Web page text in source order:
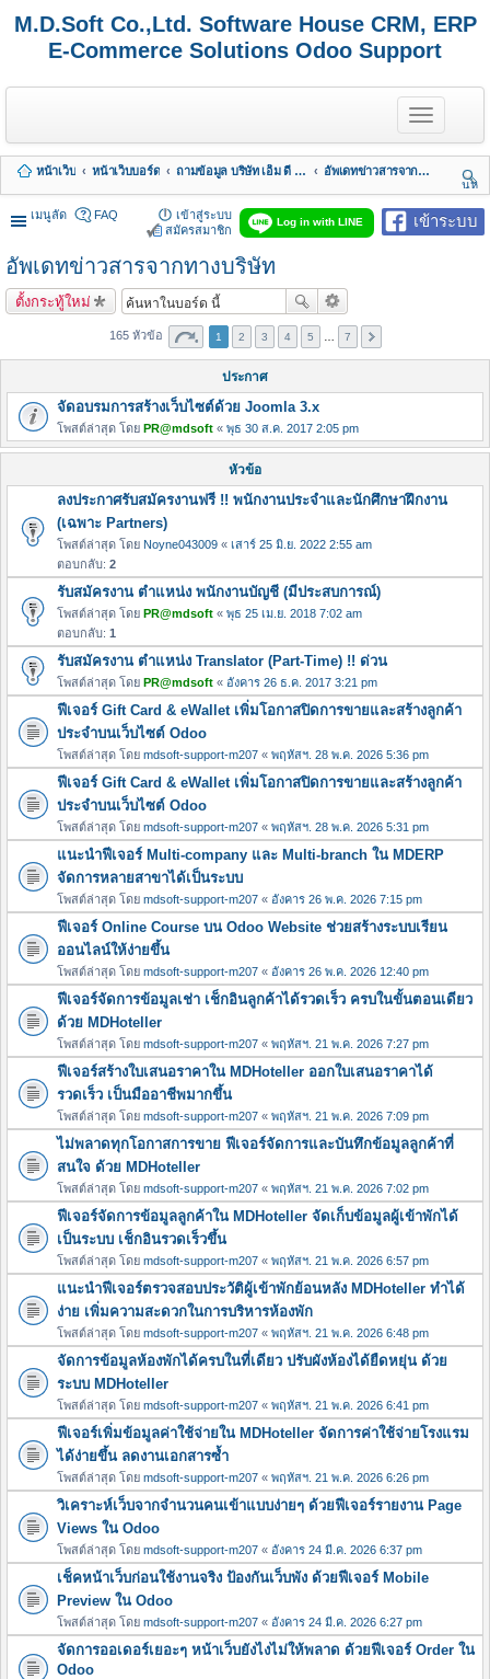
M.D.Soft Co.,Ltd. Software House CRM, ERP
E-Commerce Solutions Odoo Support
T
o
g
l
e
n
a
n
หน้าเว็บ หน้าเว็บบอร์ด ถามข้อมูล บริษัท เอ็ม ดี ซอฟต์ จำกัด
อัพเดทข่าวสารจากทางบริษัท
นห
า
เมนูลัด
เข้าระบบ
Log in with LINE
FAQ
เข้าสู่ระบบ
สมัครสมาชิก
อัพเดทข่าวสารจากทางบริษัท
ตั้งกระทู้ใหม่
165 หัวข้อ 1 2 3 4 5 7
ประกาศ
จัดอบรมการสร้างเว็บไซต์ด้วย Joomla 3.x
โพสต์ล่าสุด โดย PR@mdsoft « พุธ 30 ส.ค. 2017 2:05 pm
หัวข้อ
ลงประกาศรับสมัครงานฟรี !! พนักงานประจำและนักศึกษาฝึกงาน
(เฉพาะ Partners)
โพสต์ล่าสุด โดย Noyne043009 « เสาร์ 25 มิ.ย. 2022 2:55 am
ตอบกลับ: 2
รับสมัครงาน ตำแหน่ง พนักงานบัญชี (มีประสบการณ์)
โพสต์ล่าสุด โดย PR@mdsoft « พุธ 25 เม.ย. 2018 7:02 am
ตอบกลับ: 1
รับสมัครงาน ตำแหน่ง Translator (Part-Time) !! ด่วน
โพสต์ล่าสุด โดย PR@mdsoft « อังคาร 26 ธ.ค. 2017 3:21 pm
ฟีเจอร์ Gift Card & eWallet เพิ่มโอกาสปิดการขายและสร้างลูกค้า
ประจำบนเว็บไซต์ Odoo
โพสต์ล่าสุด โดย mdsoft-support-m207 « พฤหัสฯ. 28 พ.ค. 2026 5:36 pm
ฟีเจอร์ Gift Card & eWallet เพิ่มโอกาสปิดการขายและสร้างลูกค้า
ประจำบนเว็บไซต์ Odoo
โพสต์ล่าสุด โดย mdsoft-support-m207 « พฤหัสฯ. 28 พ.ค. 2026 5:31 pm
แนะนำฟีเจอร์ Multi-company และ Multi-branch ใน MDERP
จัดการหลายสาขาได้เป็นระบบ
โพสต์ล่าสุด โดย mdsoft-support-m207 « อังคาร 26 พ.ค. 2026 7:15 pm
ฟีเจอร์ Online Course บน Odoo Website ช่วยสร้างระบบเรียน
ออนไลน์ให้ง่ายขึ้น
โพสต์ล่าสุด โดย mdsoft-support-m207 « อังคาร 26 พ.ค. 2026 12:40 pm
ฟีเจอร์จัดการข้อมูลเช่า เช็กอินลูกค้าได้รวดเร็ว ครบในขั้นตอนเดียว
ด้วย MDHoteller
โพสต์ล่าสุด โดย mdsoft-support-m207 « พฤหัสฯ. 21 พ.ค. 2026 7:27 pm
ฟีเจอร์สร้างใบเสนอราคาใน MDHoteller ออกใบเสนอราคาได้
รวดเร็ว เป็นมืออาชีพมากขึ้น
โพสต์ล่าสุด โดย mdsoft-support-m207 « พฤหัสฯ. 21 พ.ค. 2026 7:09 pm
ไม่พลาดทุกโอกาสการขาย ฟีเจอร์จัดการและบันทึกข้อมูลลูกค้าที่
สนใจ ด้วย MDHoteller
โพสต์ล่าสุด โดย mdsoft-support-m207 « พฤหัสฯ. 21 พ.ค. 2026 7:02 pm
ฟีเจอร์จัดการข้อมูลลูกค้าใน MDHoteller จัดเก็บข้อมูลผู้เข้าพักได้
เป็นระบบ เช็กอินรวดเร็วขึ้น
โพสต์ล่าสุด โดย mdsoft-support-m207 « พฤหัสฯ. 21 พ.ค. 2026 6:57 pm
แนะนำฟีเจอร์ตรวจสอบประวัติผู้เข้าพักย้อนหลัง MDHoteller ทำได้
ง่าย เพิ่มความสะดวกในการบริหารห้องพัก
โพสต์ล่าสุด โดย mdsoft-support-m207 « พฤหัสฯ. 21 พ.ค. 2026 6:48 pm
จัดการข้อมูลห้องพักได้ครบในที่เดียว ปรับผังห้องได้ยืดหยุ่น ด้วย
ระบบ MDHoteller
โพสต์ล่าสุด โดย mdsoft-support-m207 « พฤหัสฯ. 21 พ.ค. 2026 6:41 pm
ฟีเจอร์เพิ่มข้อมูลค่าใช้จ่ายใน MDHoteller จัดการค่าใช้จ่ายโรงแรม
ได้ง่ายขึ้น ลดงานเอกสารซ้ำ
โพสต์ล่าสุด โดย mdsoft-support-m207 « พฤหัสฯ. 21 พ.ค. 2026 6:26 pm
วิเคราะห์เว็บจากจำนวนคนเข้าแบบง่ายๆ ด้วยฟีเจอร์รายงาน Page
Views ใน Odoo
โพสต์ล่าสุด โดย mdsoft-support-m207 « อังคาร 24 มี.ค. 2026 6:37 pm
เช็คหน้าเว็บก่อนใช้งานจริง ป้องกันเว็บพัง ด้วยฟีเจอร์ Mobile
Preview ใน Odoo
โพสต์ล่าสุด โดย mdsoft-support-m207 « อังคาร 24 มี.ค. 2026 6:27 pm
จัดการออเดอร์เยอะๆ หน้าเว็บยังไงไม่ให้พลาด ด้วยฟีเจอร์ Order ใน
Odoo